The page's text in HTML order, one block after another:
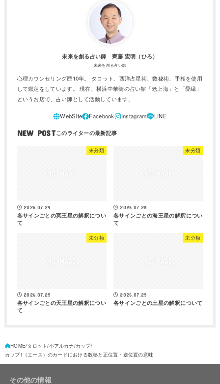
未来を創る占い師 齊藤 宏明（ひろ）
未来を創る占い師
心理カウンセリング歴10年。 タロット、西洋占星術、数秘術、手相を使用
して鑑定をしています。 現在、横浜中華街の占い館「老上海」と「愛縁」
というお店で、占い師として活動しています。
NEW POST
未分類
2026.07.29
各サインごとの冥王星の解釈につい
て
未分類
2026.07.28
各サインごとの海王星の解釈につい
て
未分類
2026.07.25
各サインごとの天王星の解釈につい
て
未分類
2026.07.25
各サインごとの土星の解釈について
HOME タロット 小アルカナ カップ
カップ1（エース）のカードにおける数秘と正位置・逆位置の意味
その他の情報